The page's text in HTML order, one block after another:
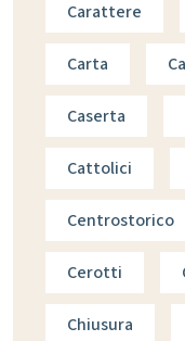
Carattere
Carta
Caserta
Cattolici
Centrostorico
Cerotti
Chiusura